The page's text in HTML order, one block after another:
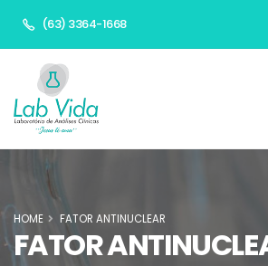
(63) 3364-1668
FATOR
HOME FATOR ANTINUCLEAR